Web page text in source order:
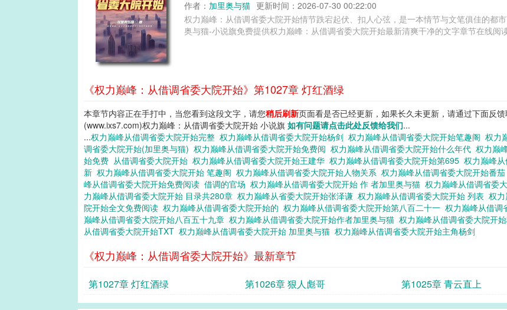
作者： 加里奥与猫 更新时间：2026-07-30 00:22:00
权力巅峰：从借调省委大院开始情节跌宕起伏、扣人心弦，是一本情节与文笔俱佳的都
奥与猫-小说旗免费提供权力巅峰：从借调省委大院开始最新清爽干净的文字章节在线阅
《权力巅峰：从借调省委大院开始》第1027章 灯红酒绿
本章节内容正在手打中，当您看到这段文字，请您稍后刷新页面看是否已经更新，如果长久未更新，请通过下面反
(www.ixs7.com)权力巅峰：从借调省委大院开始 小说旗 如有问题请点击此处反馈给我们...
...权力巅峰从借调省委大院开始完整 权力巅峰从借调省委大院开始杨剑 权力巅峰从借调省委大院开始笔趣阁 权力
调省委大院开始(加里奥与猫) 权力巅峰从借调省委大院开始免费阅 权力巅峰从借调省委大院开始什么年代 权力巅
始免费 从借调省委大院开始 权力巅峰从借调省委大院开始王建华 权力巅峰从借调省委大院开始第695 权力巅峰
新 权力巅峰从借调省委大院开始 笔趣阁 权力巅峰从借调省委大院开始人物关系 权力巅峰从借调省委大院开始番茄
峰从借调省委大院开始免费阅读 借调的官场 权力巅峰从借调省委大院开始 作 者加里奥与猫 权力巅峰从借调省委
力巅峰从借调省委大院开始 目录共280章 权力巅峰从省委大院开始张泽谦 权力巅峰从借调省委大院开始 列表 权
院开始全文免费阅读 权力巅峰从借调省委大院开始的 权力巅峰从借调省委大院开始第八百二十一 权力巅峰从借调
巅峰从借调省委大院开始八百五十九章 权力巅峰从借调省委大院开始作者加里奥与猫 权力巅峰从借调省委大院开
从借调省委大院开始TXT 权力巅峰从借调省委大院开始 加里奥与猫 权力巅峰从借调省委大院开始主角杨剑
《权力巅峰：从借调省委大院开始》最新章节
第1027章 灯红酒绿 第1026章 狠人彪哥 第1025章 青云直上